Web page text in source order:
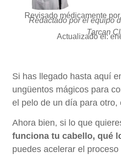
Revisado médicamente
Redactado por el equipo
Tarcan
Actualizado el:
Si has llegado hasta aquí
ungüentos mágicos para
el pelo de un día para otro,
Ahora bien, si lo que
funciona tu cabello, qué
puedes acelerar el